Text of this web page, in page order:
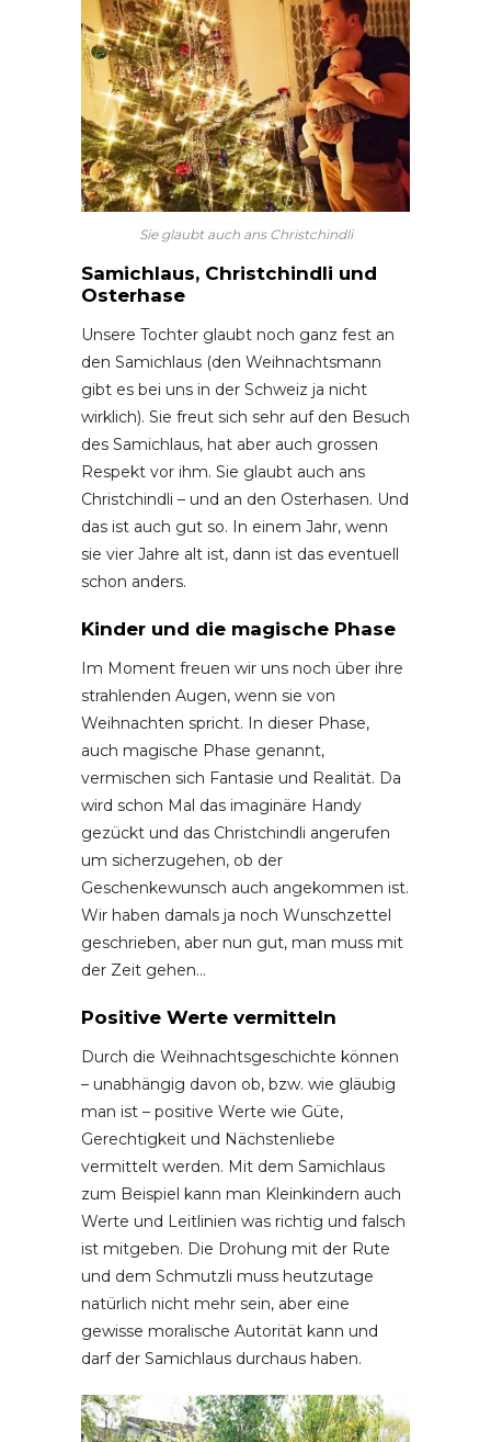
Sie glaubt auch ans Christchindli
Samichlaus, Christchindli und
Osterhase
Unsere Tochter glaubt noch ganz fest an
den Samichlaus (den Weihnachtsmann
gibt es bei uns in der Schweiz ja nicht
wirklich). Sie freut sich sehr auf den Besuch
des Samichlaus, hat aber auch grossen
Respekt vor ihm. Sie glaubt auch ans
Christchindli – und an den Osterhasen. Und
das ist auch gut so. In einem Jahr, wenn
sie vier Jahre alt ist, dann ist das eventuell
schon anders.
Kinder und die magische Phase
Im Moment freuen wir uns noch über ihre
strahlenden Augen, wenn sie von
Weihnachten spricht. In dieser Phase,
auch magische Phase genannt,
vermischen sich Fantasie und Realität. Da
wird schon Mal das imaginäre Handy
gezückt und das Christchindli angerufen
um sicherzugehen, ob der
Geschenkewunsch auch angekommen ist.
Wir haben damals ja noch Wunschzettel
geschrieben, aber nun gut, man muss mit
der Zeit gehen…
Positive Werte vermitteln
Durch die Weihnachtsgeschichte können
– unabhängig davon ob, bzw. wie gläubig
man ist – positive Werte wie Güte,
Gerechtigkeit und Nächstenliebe
vermittelt werden. Mit dem Samichlaus
zum Beispiel kann man Kleinkindern auch
Werte und Leitlinien was richtig und falsch
ist mitgeben. Die Drohung mit der Rute
und dem Schmutzli muss heutzutage
natürlich nicht mehr sein, aber eine
gewisse moralische Autorität kann und
darf der Samichlaus durchaus haben.